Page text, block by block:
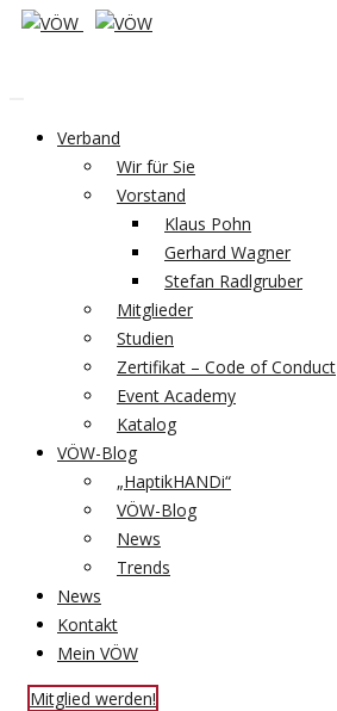
Verband
Wir für Sie
Vorstand
Klaus Pohn
Gerhard Wagner
Stefan Radlgruber
Mitglieder
Studien
Zertifikat – Code of Conduct
Event Academy
Katalog
VÖW-Blog
„HaptikHANDi“
VÖW-Blog
News
Trends
News
Kontakt
Mein VÖW
Mitglied werden!